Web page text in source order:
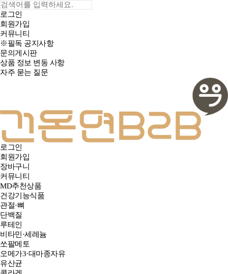
로그인
회원가입
커뮤니티
※필독 공지사항
문의게시판
상품 정보 변동 사항
자주 묻는 질문
로그인
회원가입
장바구니
커뮤니티
MD추천상품
건강기능식품
관절·뼈
단백질
루테인
비타민·세레늄
쏘팔메토
오메가3·대마종자유
유산균